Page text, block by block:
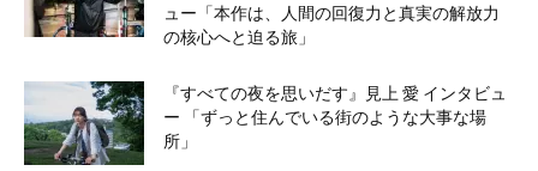
ュー「本作は、人間の回復力と真実の解放力
の核心へと迫る旅」
『すべての夜を思いだす』見上 愛 インタビュ
ー 「ずっと住んでいる街のような大事な場
所」